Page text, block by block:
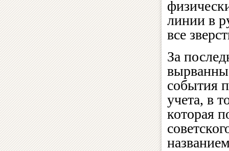
линии в
все
За
события
учета, в
которая